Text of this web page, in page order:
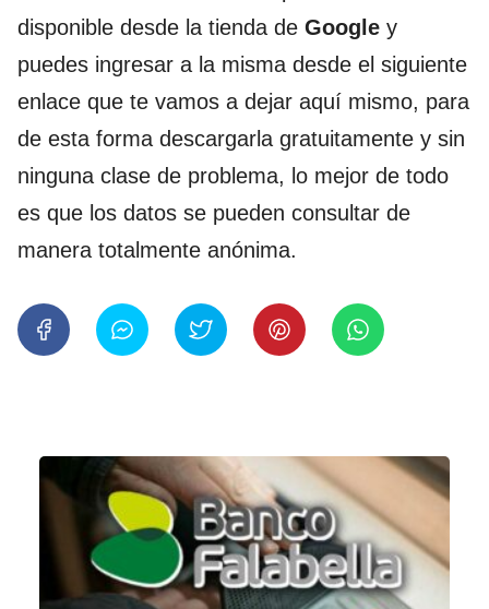
disponible desde la tienda de Google y
puedes ingresar a la misma desde el siguiente
enlace que te vamos a dejar aquí mismo, para
de esta forma descargarla gratuitamente y sin
ninguna clase de problema, lo mejor de todo
es que los datos se pueden consultar de
manera totalmente anónima.